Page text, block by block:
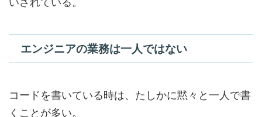
エンジニアの業務は一人ではない
コードを書いている時は、たしかに黙々と一人で書
くことが多い。